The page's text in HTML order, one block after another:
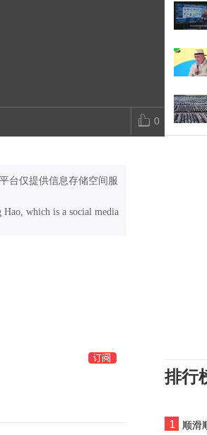
0
台仅提供信息存储空间服
Hao, which is a social media
排行
顺滑